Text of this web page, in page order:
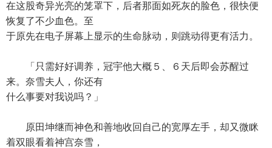
在这股奇异光亮的笼罩下，后者那面如死灰的脸色，很快便
恢复了不少血色。至
于原先在电子屏幕上显示的生命脉动，则跳动得更有活力。
「只需好好调养，冠宇他大概５、６天后即会苏醒过
来。奈雪夫人，你还有
什么事要对我说吗？」
原田坤继而神色和善地收回自己的宽厚左手，却又微眯
着双眼看着神宫奈雪，